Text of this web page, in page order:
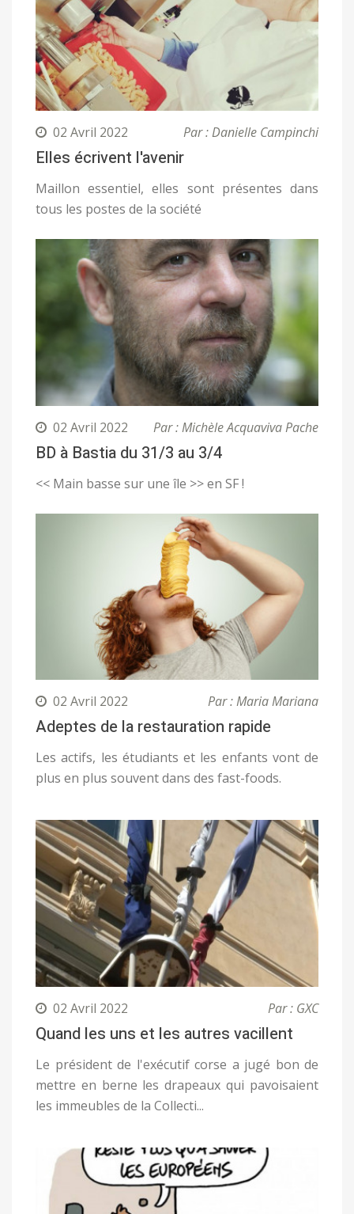
02 Avril 2022 Par : Danielle Campinchi
Elles écrivent l'avenir
Maillon essentiel, elles sont présentes dans
tous les postes de la société
02 Avril 2022 Par : Michèle Acquaviva Pache
BD à Bastia du 31/3 au 3/4
<< Main basse sur une île >> en SF !
02 Avril 2022 Par : Maria Mariana
Adeptes de la restauration rapide
Les actifs, les étudiants et les enfants vont de
plus en plus souvent dans des fast-foods.
02 Avril 2022 Par : GXC
Quand les uns et les autres vacillent
Le président de l'exécutif corse a jugé bon de
mettre en berne les drapeaux qui pavoisaient
les immeubles de la Collecti...